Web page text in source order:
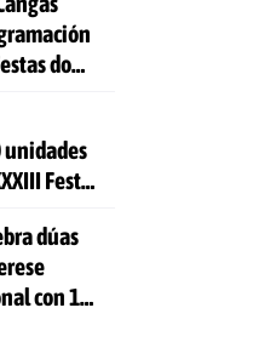
do
Festa
dúas
con 10